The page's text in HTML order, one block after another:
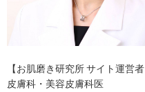
【お肌磨き研究所 サイト運営者
皮膚科・美容皮膚科医